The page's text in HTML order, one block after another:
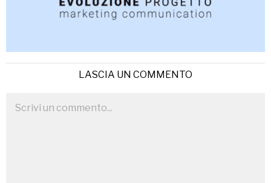
LASCIA UN COMMENTO